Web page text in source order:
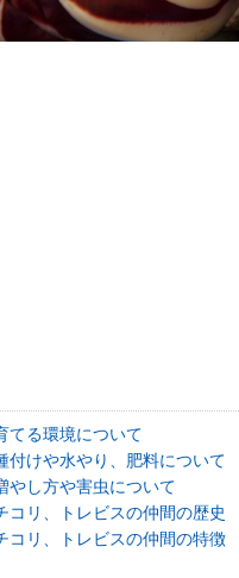
てる環境について
付けや水やり、肥料について
やし方や害虫について
コリ、トレビスの仲間の歴史
コリ、トレビスの仲間の特徴